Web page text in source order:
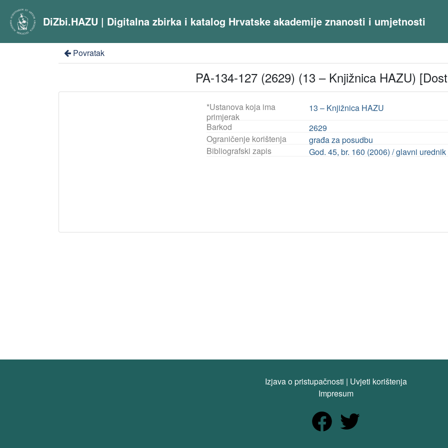
DiZbi.HAZU | Digitalna zbirka i katalog Hrvatske akademije znanosti i umjetnosti
Povratak
PA-134-127 (2629) (13 – Knjižnica HAZU)
*Ustanova koja ima
primjerak
13 – Knjižnica HAZU
Barkod
2629
Ograničenje korištenja
građa za posudbu
Bibliografski zapis
God. 45, br. 160 (2006) / glavni
Izjava o pristupačnosti | Uvjeti korištenja
Impresum